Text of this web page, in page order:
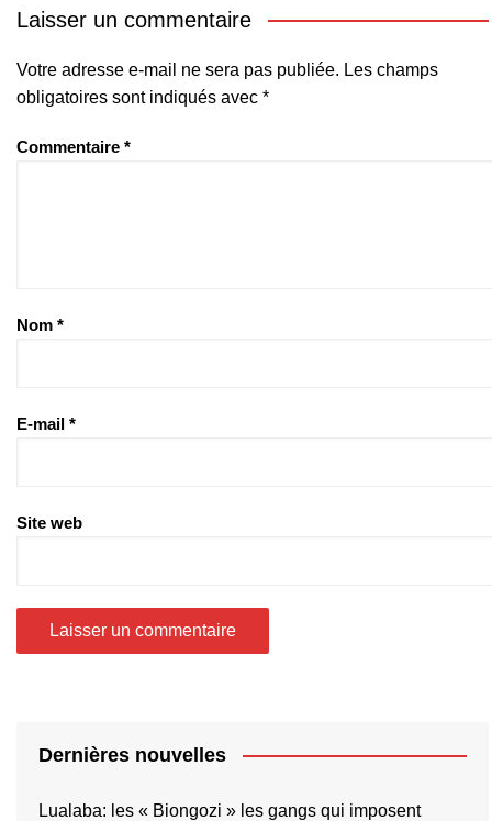
Laisser un commentaire
Votre adresse e-mail ne sera pas publiée. Les champs
obligatoires sont indiqués avec *
Commentaire *
Nom *
E-mail *
Site web
Dernières nouvelles
Lualaba: les « Biongozi » les gangs qui imposent